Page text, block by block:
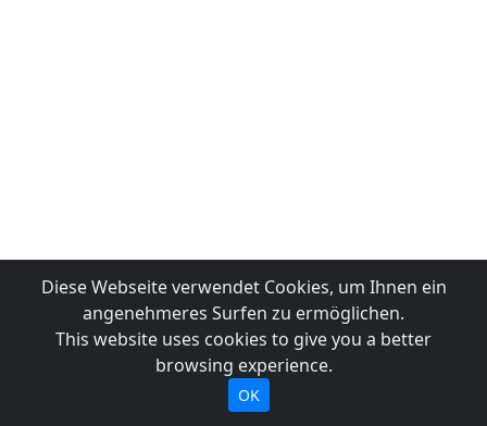
Diese Webseite verwendet Cookies, um Ihnen ein
angenehmeres Surfen zu ermöglichen.
This website uses cookies to give you a better
browsing experience.
OK